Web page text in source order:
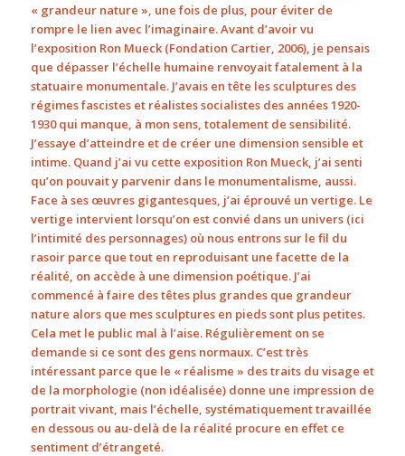
« grandeur nature », une fois de plus, pour éviter de
rompre le lien avec l’imaginaire. Avant d’avoir vu
l’exposition Ron Mueck (Fondation Cartier, 2006), je pensais
que dépasser l’échelle humaine renvoyait fatalement à la
statuaire monumentale. J’avais en tête les sculptures des
régimes fascistes et réalistes socialistes des années 1920-
1930 qui manque, à mon sens, totalement de sensibilité.
J’essaye d’atteindre et de créer une dimension sensible et
intime. Quand j’ai vu cette exposition Ron Mueck, j’ai senti
qu’on pouvait y parvenir dans le monumentalisme, aussi.
Face à ses œuvres gigantesques, j’ai éprouvé un vertige. Le
vertige intervient lorsqu’on est convié dans un univers (ici
l’intimité des personnages) où nous entrons sur le fil du
rasoir parce que tout en reproduisant une facette de la
réalité, on accède à une dimension poétique. J’ai
commencé à faire des têtes plus grandes que grandeur
nature alors que mes sculptures en pieds sont plus petites.
Cela met le public mal à l’aise. Régulièrement on se
demande si ce sont des gens normaux. C’est très
intéressant parce que le « réalisme » des traits du visage et
de la morphologie (non idéalisée) donne une impression de
portrait vivant, mais l’échelle, systématiquement travaillée
en dessous ou au-delà de la réalité procure en effet ce
sentiment d’étrangeté.